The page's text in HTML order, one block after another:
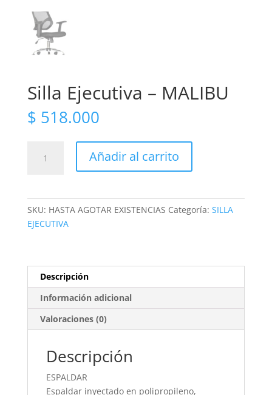
Silla Ejecutiva – MALIBU
$ 518.000
Ejecutiva
Añadir al carrito
SKU: HASTA AGOTAR EXISTENCIAS Categoría: SILLA
EJECUTIVA
Descripción
Información adicional
Valoraciones (0)
Descripción
ESPALDAR
Espaldar inyectado en polipropileno,